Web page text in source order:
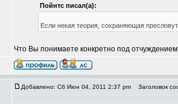
Пойнтс писал(а):
Если некая теория, сохраняющая
Что Вы понимаете конкретно под
Добавлено: Сб Июн 04, 2011 2:37 pm Заголовок